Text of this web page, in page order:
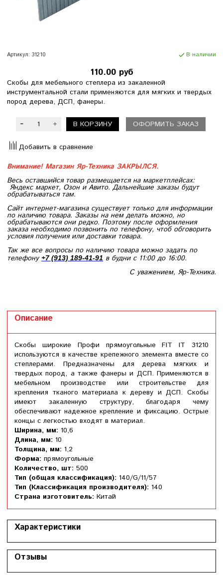
Артикул: 31210 В наличии
110.00 руб
Скобы для мебельного степлера из закаленной
инструментальной стали применяются для мягких и твердых
пород дерева, ДСП, фанеры.
В КОРЗИНУ ОФОРМИТЬ ЗАКАЗ
Добавить в сравнение
Внимание! Магазин Яр-Техника ЗАКРЫЛСЯ.
Весь оставшийся товар размещается на маркетплейсах:
Яндекс маркет, Озон и Авито. Дальнейшие заказы будут
обрабатываться там.
Сайт интернет-магазина существует только для информации
по наличию товара. Заказы на нем делать можно, но
обрабатываются они редко. Поэтому после оформления
заказа необходимо позвонить по телефону, чтоб обговорить
условия получения или доставки товара.
Так же все вопросы по наличию товара можно задать по
телефону+7 (913) 189-41-91 в будни с 11:00 до 16:00.
С уважением, Яр-Техника.
Описание
Скобы широкие Профи прямоугольные FIT IT 31210
используются в качестве крепежного элемента вместе со
степлерами. Предназначены для дерева мягких и
твердых пород, а также фанеры и ДСП. Применяются в
мебельном производстве или строительстве для
крепления тканого материала к дереву и ДСП. Скобы
имеют закаленную структуру, благодаря чему
обеспечивают надежное крепление и фиксацию. Острые
концы с легкостью входят в материал.
Ширина, мм: 10,6
Длина, мм: 10
Толщина, мм: 1,2
Форма: прямоугольные
Количество, шт: 500
Тип (общая классификация): 140/G/11/57
Тип (Классификация производителя): 140
Страна изготовитель: Китай
Характеристики
Отзывы